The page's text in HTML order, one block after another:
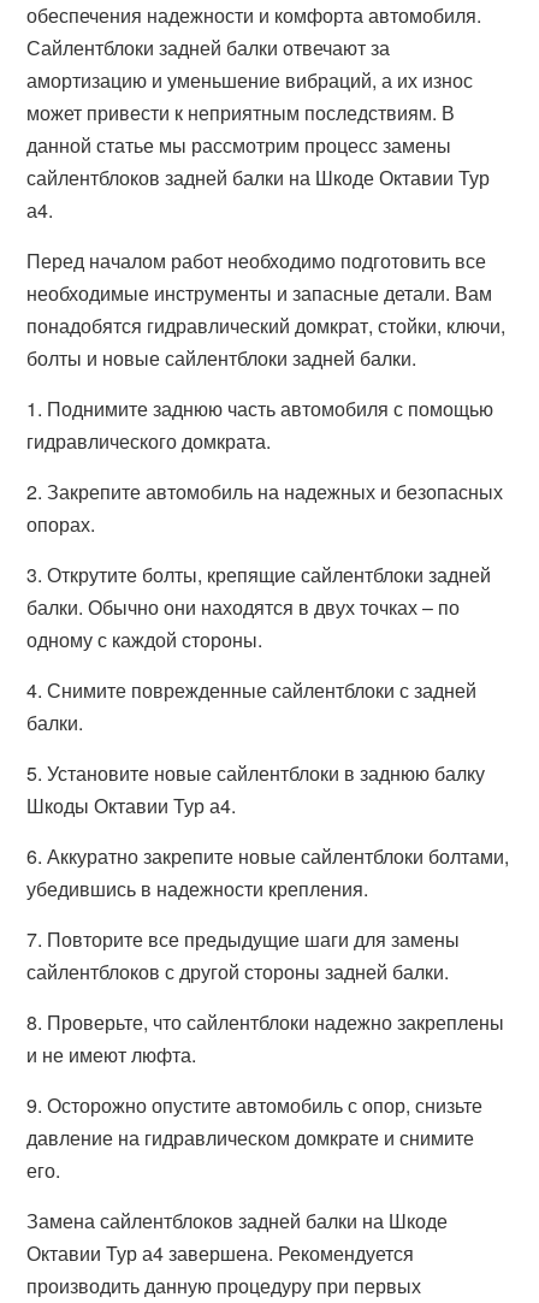
обеспечения надежности и комфорта автомобиля.
Сайлентблоки задней балки отвечают за
амортизацию и уменьшение вибраций, а их износ
может привести к неприятным последствиям. В
данной статье мы рассмотрим процесс замены
сайлентблоков задней балки на Шкоде Октавии Тур
а4.
Перед началом работ необходимо подготовить все
необходимые инструменты и запасные детали. Вам
понадобятся гидравлический домкрат, стойки, ключи,
болты и новые сайлентблоки задней балки.
1. Поднимите заднюю часть автомобиля с помощью
гидравлического домкрата.
2. Закрепите автомобиль на надежных и безопасных
опорах.
3. Открутите болты, крепящие сайлентблоки задней
балки. Обычно они находятся в двух точках – по
одному с каждой стороны.
4. Снимите поврежденные сайлентблоки с задней
балки.
5. Установите новые сайлентблоки в заднюю балку
Шкоды Октавии Тур а4.
6. Аккуратно закрепите новые сайлентблоки болтами,
убедившись в надежности крепления.
7. Повторите все предыдущие шаги для замены
сайлентблоков с другой стороны задней балки.
8. Проверьте, что сайлентблоки надежно закреплены
и не имеют люфта.
9. Осторожно опустите автомобиль с опор, снизьте
давление на гидравлическом домкрате и снимите
его.
Замена сайлентблоков задней балки на Шкоде
Октавии Тур а4 завершена. Рекомендуется
производить данную процедуру при первых